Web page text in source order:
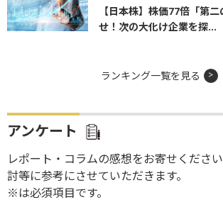
【日本株】株価77倍「第
せ！次の大化け企業を探...
ランキング一覧を見る
アンケート
レポート・コラムの感想をお寄せくださ
討等に参考にさせていただきます。
※は必須項目です。